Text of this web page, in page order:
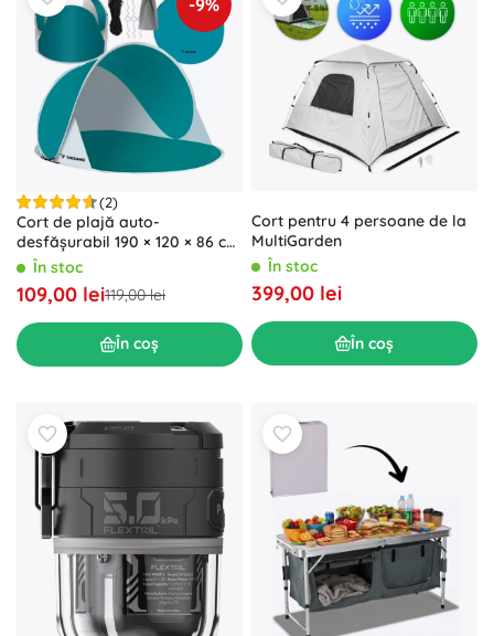
(2)
Cort de plajă auto-
desfășurabil 190 × 120 × 86 cm
TRIZAND
În stoc
109,00 lei119,00 lei
În coș
Cort pentru 4 persoane de la
MultiGarden
În stoc
399,00 lei
În coș